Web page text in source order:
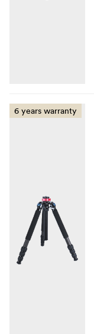
6 years warranty